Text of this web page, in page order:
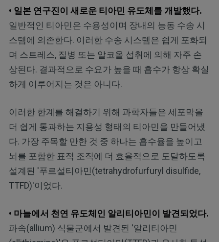
• 일본 연구진이 새로운 티아민 유도체를 개발했다.
일반적인 티아민은 수용성이며 장내의 능동 수송 시
스템에 의존한다. 이러한 수송 시스템은 쉽게 포화되
며 스트레스, 질병 또는 알코올 섭취에 의해 자주 손
상된다. 결과적으로 수요가 높을 때 흡수가 항상 확실
하게 이루어지는 것은 아니다.
이러한 한계를 해결하기 위해 과학자들은 세포막을
더 쉽게 통과하는 지용성 형태의 티아민을 만들어냈
다. 가장 주목할 만한 것 중 하나는 흡수율을 높이고
뇌를 포함한 표적 조직에 더 효율적으로 도달하도록
설계된 '푸르설티아민(tetrahydrofurfuryl disulfide,
TTFD)'이었다.
• 마늘에서 천연 유도체인 알리티아민이 발견되었다.
파속(allium) 식물군에서 발견된 '알리티아민